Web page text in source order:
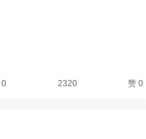
0 2320 赞 0